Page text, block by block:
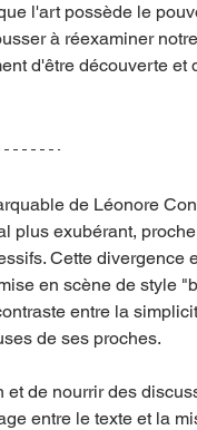
l'art possède le
à réexaminer
d'être découverte et
de Léonore
plus exubérant,
Cette divergence
en scène de style
entre la
de ses proches.
de nourrir des
entre le texte et la